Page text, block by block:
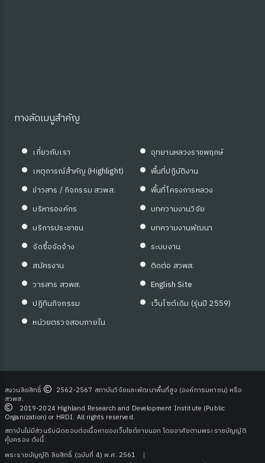
ทางลัดเมนูสำคัญ
เกี่ยวกับเรา
เหตุการณ์สำคัญ (Highlight)
ข่าวสาร / กิจกรรม สวพส.
บริหารองค์กร
บริการประชาชน
จัดซื้อจัดจ้าง
สมัครงาน
วารสาร สวพส.
ปฏิทินกิจกรรม
หน่วยตรวจสอบภายใน
อุทยานหลวงราชพฤกษ์
พื้นที่ปฏิบัติงาน
พื้นที่โครงการหลวง
บทความงานวิจัย
บทความงานพัฒนา
ระบบงาน
ติดต่อ สวพส.
English Site
เว็บไซต์เดิม (รุ่นปี 2559)
สงวนลิขสิทธิ์
2562-2567 สถาบันวิจัยและพัฒนาพื้นที่สูง (องค์การมหาชน) หรือ
สวพส.
2019-2024 Highland Research and Development Institute (Public
Organization) or HRDI. All rights reserved.
สถาบันไม่มีส่วนรับผิดชอบต่อเนื้อหาของเว็บไซต์ภายนอก โดยอาศัยตามพระราชบัญญัติ
คุ้มครอง ดังนี้:
พระราชบัญญัติ ลิขสิทธิ์ (ฉบับที่ 4) พ.ศ. 2561
บ้าน)